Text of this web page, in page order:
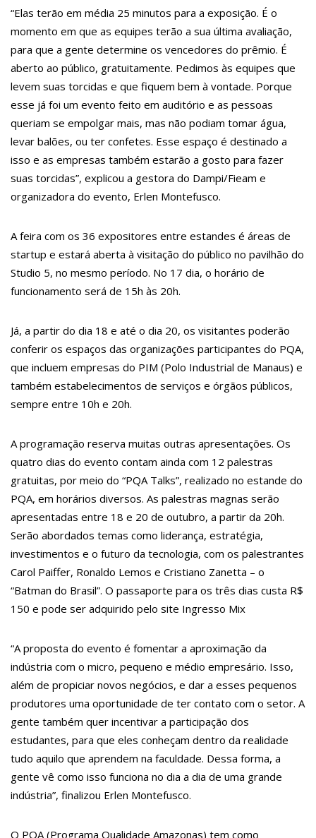
13:01
VÍDEO: Influenciadoras são investigadas por crime de
racismo contra crianças
12:51 Modelo e jornalista falece após complicações durante
remoção de silicone industrial
12:31
Suspeito de matar menina de 2 anos no AM é preso
12:17 Ataque em escola na Suécia deixa pelo menos três alunos
feridos
Petrobras reduz preços de querosene de aviação
11:57 Mais Médicos tem cerca de 34 mil profissionais inscritos
16:22 Jovens matam mulher para vender os seus olhos por cerca
16:18 Ator de ‘Mulheres Apaixonadas’ expõe mensagens sem
respostas de Bruna Marquezine
Macabro: tia confessa ter esp4ncado sobrinha de 2 anos até
a m0rte no Amazonas; veja vídeo
13:31 Dinamarca Quer Reduzir Para 15 Anos Idade Mínima Para
13:20 Internautas reagem à chegada de Lana Del Rey em Manaus
13:16
Professores rejeitam proposta de Wilson Lima e mantêm
greve
13:11
Venezuela pode ter dívida de até R$ 12,5 bilhões com o
Brasil; entenda
11:53
Criação de secretaria de habitação e de serviço ao
11:44
Mergulhadores do Corpo de Bombeiros encontram corpo de
turista envolvido em acidente no Rio Acari
11:30 Povo guarani bloqueia rodovia em São Paulo contra marco
temporal
11:15 Idosa mata marido com veneno de rato, esquarteja o corpo e
abandona parte dentro de mala no MS
11:04 “Nossa relação é de completo amor”, dizem filhas de Gugu
respeitando o tempo dela”
10:28 Ivete Sangalo se derrete ao ver a filha dançando no palco;
assista
10:12 Haddad: Grupo de trabalho vai apurar dívida da Venezuela
com Brasil e organizar pagamento
13:03 Mulher que escavou túmulo do serial killer Lázaro diz que
sonhava com ele
12:58
Governo deve retomar negociação com professores nesta
segunda-feira
12:52 Policlínica Codajás realiza mais uma rodada de exames de
HPV para público LGBTQI+
12:47
Jornada Cientifica da Fundação Hospital Adriano Jorge tem a
submissão de trabalhos acadêmicos prorrogada até 7 de junho
12:39
Prefeitura de Manaus anuncia nova programação para as
feiras itinerantes de economia solidária e criativa
Amadeu Teixeira
12:27 Câmara Cidadã: faltam dois dias para segunda edição, com
100 serviços e atendimentos gratuitos na zona sul
12:21
Brasil aparece como país com mais suspeitas de fraudes em
apostas esportivas
16:29 Sergio Hondjakoff diz que vício em drogas aumentou na
época de ‘Malhação’
Pesquisa mostra 5,2 milhões de jovens entre 14 e 24 anos
sem emprego
16:18 Prefeitura atua na recuperação asfáltica do conjunto
15:39
CBF prepara ações contra o racismo para próxima rodada do
Brasileiro
15:26 Irmã de Neymar faz tatuagem e fãs vêem homenagem ao
“Elas terão em média 25 minutos para a exposição. É o
momento em que as equipes terão a sua última avaliação,
para que a gente determine os vencedores do prêmio. É
aberto ao público, gratuitamente. Pedimos às equipes que
levem suas torcidas e que fiquem bem à vontade. Porque
esse já foi um evento feito em auditório e as pessoas
queriam se empolgar mais, mas não podiam tomar água,
levar balões, ou ter confetes. Esse espaço é destinado a
isso e as empresas também estarão a gosto para fazer
suas torcidas”, explicou a gestora do Dampi/Fieam e
organizadora do evento, Erlen Montefusco.
A feira com os 36 expositores entre estandes é áreas de
startup e estará aberta à visitação do público no pavilhão do
Studio 5, no mesmo período. No 17 dia, o horário de
funcionamento será de 15h às 20h.
Já, a partir do dia 18 e até o dia 20, os visitantes poderão
conferir os espaços das organizações participantes do PQA,
que incluem empresas do PIM (Polo Industrial de Manaus) e
também estabelecimentos de serviços e órgãos públicos,
sempre entre 10h e 20h.
A programação reserva muitas outras apresentações. Os
quatro dias do evento contam ainda com 12 palestras
gratuitas, por meio do “PQA Talks”, realizado no estande do
PQA, em horários diversos. As palestras magnas serão
apresentadas entre 18 e 20 de outubro, a partir da 20h.
Serão abordados temas como liderança, estratégia,
investimentos e o futuro da tecnologia, com os palestrantes
Carol Paiffer, Ronaldo Lemos e Cristiano Zanetta – o
“Batman do Brasil”. O passaporte para os três dias custa R$
150 e pode ser adquirido pelo site Ingresso Mix
“A proposta do evento é fomentar a aproximação da
indústria com o micro, pequeno e médio empresário. Isso,
além de propiciar novos negócios, e dar a esses pequenos
produtores uma oportunidade de ter contato com o setor. A
gente também quer incentivar a participação dos
estudantes, para que eles conheçam dentro da realidade
tudo aquilo que aprendem na faculdade. Dessa forma, a
gente vê como isso funciona no dia a dia de uma grande
indústria”, finalizou Erlen Montefusco.
O PQA (Programa Qualidade Amazonas) tem como